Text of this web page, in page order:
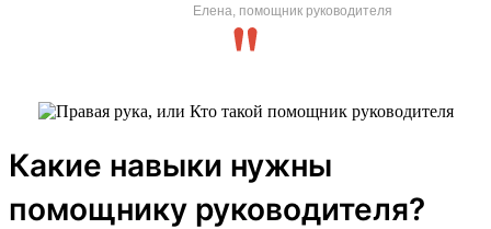
Елена, помощник руководителя
Какие навыки нужны
помощнику руководителя?